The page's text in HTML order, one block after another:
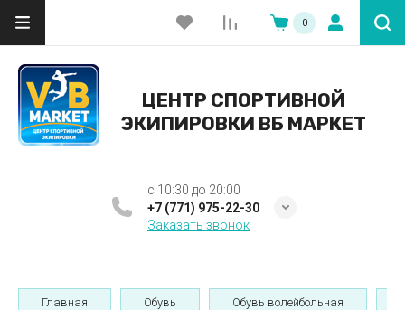
0
ЦЕНТР СПОРТИВНОЙ
ЭКИПИРОВКИ ВБ МАРКЕТ
c 10:30 до 20:00
+7 (771) 975-22-30
Заказать звонок
Главная Обувь Обувь волейбольная